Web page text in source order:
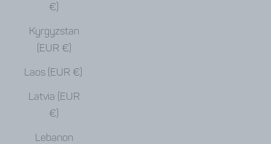
€)
Kyrgyzstan
(EUR €)
Laos (EUR €)
Latvia (EUR
€)
Lebanon